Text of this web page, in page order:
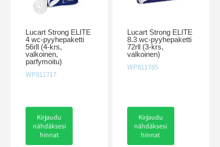
Lucart Strong ELITE
4 wc-pyyhepaketti
56rll (4-krs,
valkoinen,
parfymoitu)
WP811717
Kirjaudu
nähdäksesi
hinnat
Lucart Strong ELITE
8.3 wc-pyyhepaketti
72rll (3-krs,
valkoinen)
WP811785
Kirjaudu
nähdäksesi
hinnat